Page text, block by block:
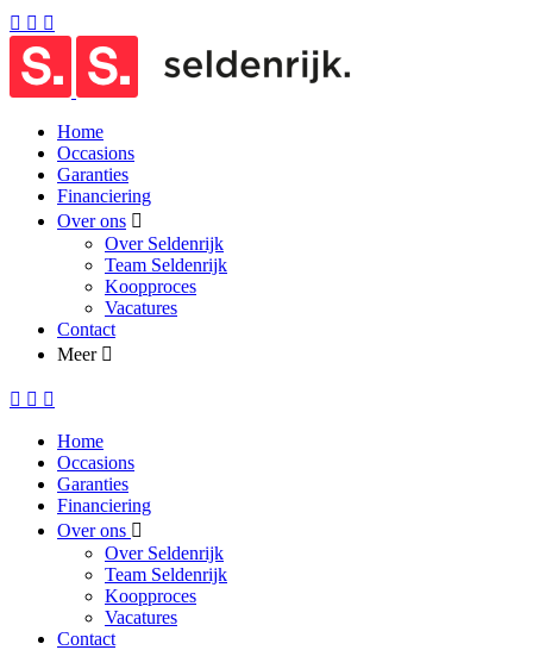
Home
Occasions
Garanties
Financiering
Over ons
Over Seldenrijk
Team Seldenrijk
Koopproces
Vacatures
Contact
Meer
Home
Occasions
Garanties
Financiering
Over ons
Over Seldenrijk
Team Seldenrijk
Koopproces
Vacatures
Contact